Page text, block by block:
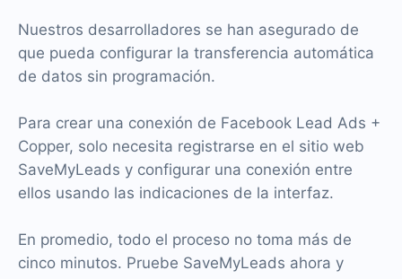
Nuestros desarrolladores se han asegurado de
que pueda configurar la transferencia automática
de datos sin programación.
Para crear una conexión de Facebook Lead Ads +
Copper, solo necesita registrarse en el sitio web
SaveMyLeads y configurar una conexión entre
ellos usando las indicaciones de la interfaz.
En promedio, todo el proceso no toma más de
cinco minutos. Pruebe SaveMyLeads ahora y